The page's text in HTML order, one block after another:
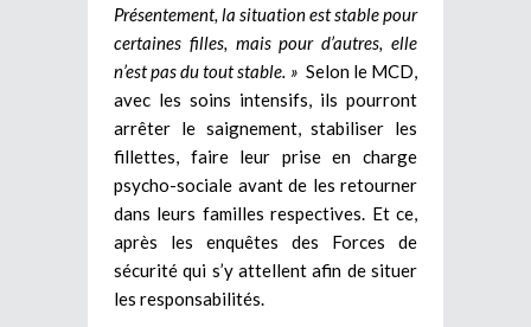
Présentement, la situation est stable pour
certaines filles, mais pour d’autres, elle
n’est pas du tout stable. » Selon le MCD,
avec les soins intensifs, ils pourront
arrêter le saignement, stabiliser les
fillettes, faire leur prise en charge
psycho-sociale avant de les retourner
dans leurs familles respectives. Et ce,
après les enquêtes des Forces de
sécurité qui s’y attellent afin de situer
les responsabilités.